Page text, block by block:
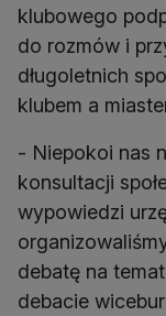
klubowego
do rozmów i
długoletnich
klubem a
- Niepokoi nas
konsultacji
wypowiedzi
debatę na
debacie